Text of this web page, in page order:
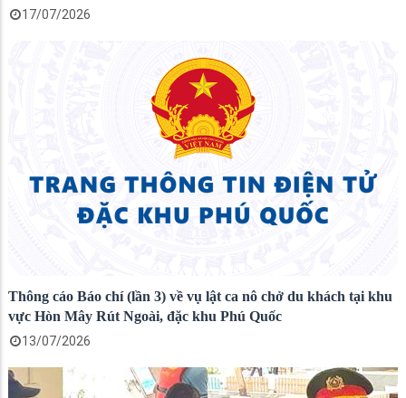
17/07/2026
Thông cáo Báo chí (lần 3) về vụ lật ca nô chở du khách tại khu
vực Hòn Mây Rút Ngoài, đặc khu Phú Quốc
13/07/2026